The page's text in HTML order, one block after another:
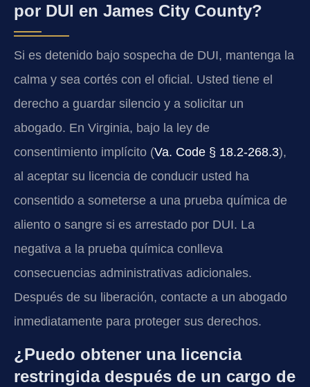
por DUI en James City County?
Si es detenido bajo sospecha de DUI, mantenga la
calma y sea cortés con el oficial. Usted tiene el
derecho a guardar silencio y a solicitar un
abogado. En Virginia, bajo la ley de
consentimiento implícito (Va. Code § 18.2-268.3),
al aceptar su licencia de conducir usted ha
consentido a someterse a una prueba química de
aliento o sangre si es arrestado por DUI. La
negativa a la prueba química conlleva
consecuencias administrativas adicionales.
Después de su liberación, contacte a un abogado
inmediatamente para proteger sus derechos.
¿Puedo obtener una licencia
restringida después de un cargo de